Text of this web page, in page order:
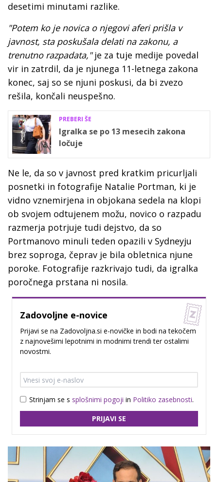
desetimi minutami razlike.
"Potem ko je novica o njegovi aferi prišla v
javnost, sta poskušala delati na zakonu, a
trenutno razpadata,"je za tuje medije povedal
vir in zatrdil, da je njunega 11-letnega zakona
konec, saj so se njuni poskusi, da bi zvezo
rešila, končali neuspešno.
PREBERI ŠE
Igralka se po 13 mesecih zakona
ločuje
Ne le, da so v javnost pred kratkim pricurljali
posnetki in fotografije Natalie Portman, ki je
vidno vznemirjena in objokana sedela na klopi
ob svojem odtujenem možu, novico o razpadu
razmerja potrjuje tudi dejstvo, da so
Portmanovo minuli teden opazili v Sydneyju
brez soproga, čeprav je bila obletnica njune
poroke. Fotografije razkrivajo tudi, da igralka
poročnega prstana ni nosila.
Zadovoljne e-novice
Prijavi se na Zadovoljna.si e-novičke in bodi na tekočem
z najnovešimi lepotnimi in modnimi trendi ter ostalimi
novostmi.
Strinjam se s splošnimi pogoji in Politiko zasebnosti.
PRIJAVI SE